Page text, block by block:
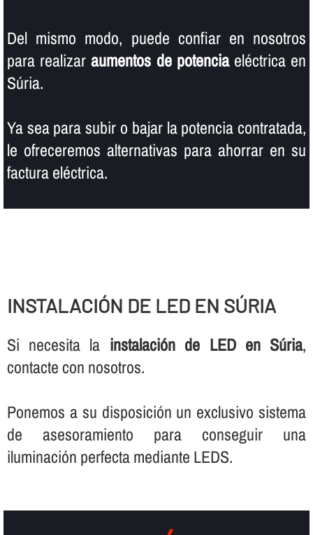
Del mismo modo, puede confiar en nosotros
para realizaraumentos de potenciaeléctrica en
Súria.
Ya sea para subir o bajar la potencia contratada,
le ofreceremos alternativas para ahorrar en su
factura eléctrica.
INSTALACIÓN DE LED EN SÚRIA
Si necesita la instalación de LED en Súria,
contacte con nosotros.
Ponemos a su disposición un exclusivo sistema
de asesoramiento para conseguir una
iluminación perfecta mediante LEDS.